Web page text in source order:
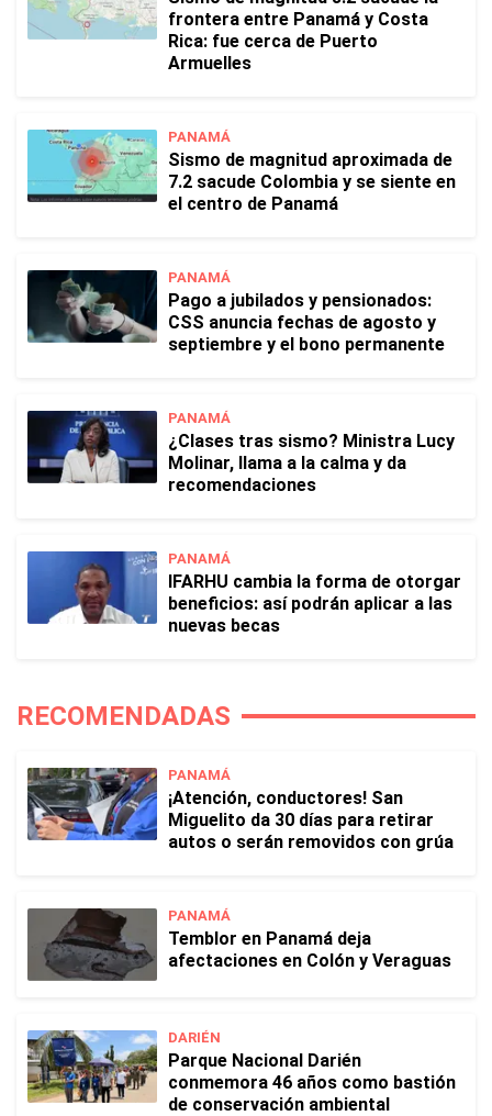
frontera entre Panamá y Costa
Rica: fue cerca de Puerto
Armuelles
PANAMÁ
Sismo de magnitud aproximada de
7.2 sacude Colombia y se siente en
el centro de Panamá
PANAMÁ
Pago a jubilados y pensionados:
CSS anuncia fechas de agosto y
septiembre y el bono permanente
PANAMÁ
¿Clases tras sismo? Ministra Lucy
Molinar, llama a la calma y da
recomendaciones
PANAMÁ
IFARHU cambia la forma de otorgar
beneficios: así podrán aplicar a las
nuevas becas
RECOMENDADAS
PANAMÁ
¡Atención, conductores! San
Miguelito da 30 días para retirar
autos o serán removidos con grúa
PANAMÁ
Temblor en Panamá deja
afectaciones en Colón y Veraguas
DARIÉN
Parque Nacional Darién
conmemora 46 años como bastión
de conservación ambiental